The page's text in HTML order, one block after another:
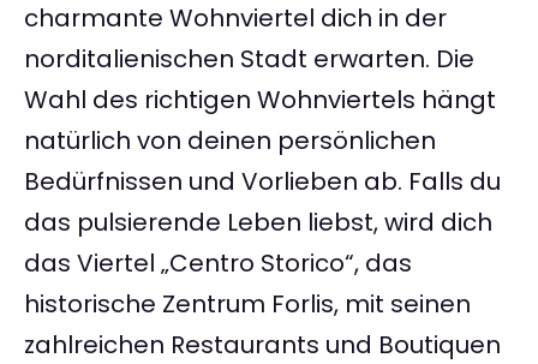
charmante Wohnviertel dich in der
norditalienischen Stadt erwarten. Die
Wahl des richtigen Wohnviertels hängt
natürlich von deinen persönlichen
Bedürfnissen und Vorlieben ab. Falls du
das pulsierende Leben liebst, wird dich
das Viertel „Centro Storico“, das
historische Zentrum Forlis, mit seinen
zahlreichen Restaurants und Boutiquen